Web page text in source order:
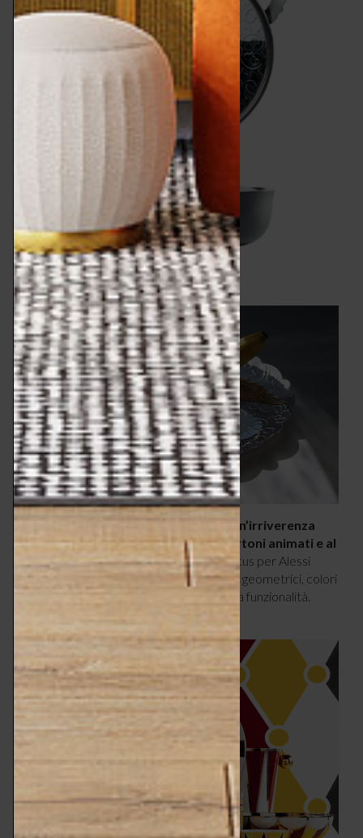
Servizio Dressed, 2011, Alessi
Diversi sono gli oggetti cheesprimono un’irriverenza
bambinesca ispirata alle favole, ai cartoni animati e al
mondo circense, come la collezione Circus per Alessi
composta da vari oggetti ricchi di pattern geometrici, colori
dinamici e un estremo umorismo unito alla funzionalità.
Set Circus, 2016, Alessi ( photo ©